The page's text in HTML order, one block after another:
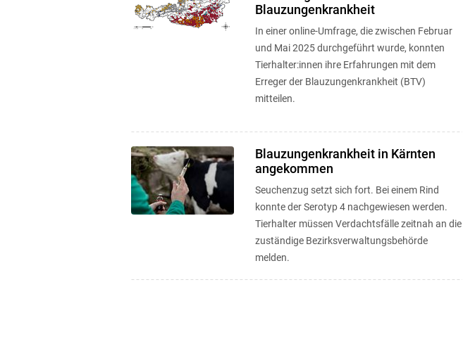
Blauzungenkrankheit
In einer online-Umfrage, die zwischen Februar
und Mai 2025 durchgeführt wurde, konnten
Tierhalter:innen ihre Erfahrungen mit dem
Erreger der Blauzungenkrankheit (BTV)
mitteilen.
Blauzungenkrankheit in Kärnten
angekommen
Seuchenzug setzt sich fort. Bei einem Rind
konnte der Serotyp 4 nachgewiesen werden.
Tierhalter müssen Verdachtsfälle zeitnah an die
zuständige Bezirksverwaltungsbehörde
melden.